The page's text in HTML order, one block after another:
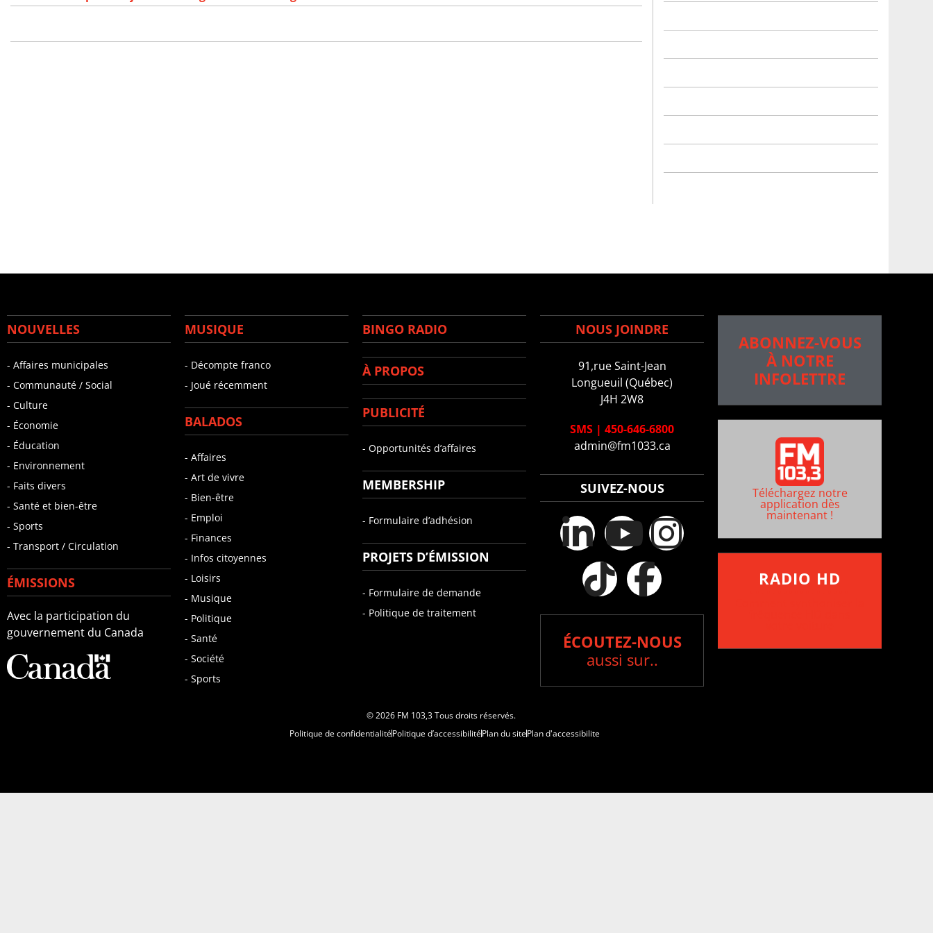
NOUVELLES
- Affaires municipales
- Communauté / Social
- Culture
- Économie
- Éducation
- Environnement
- Faits divers
- Santé et bien-être
- Sports
- Transport / Circulation
ÉMISSIONS
Avec la participation du
gouvernement du Canada
MUSIQUE
- Décompte franco
- Joué récemment
BALADOS
- Affaires
- Art de vivre
- Bien-être
- Emploi
- Finances
- Infos citoyennes
- Loisirs
- Musique
- Politique
- Santé
- Société
- Sports
BINGO RADIO
À PROPOS
PUBLICITÉ
- Opportunités d’affaires
MEMBERSHIP
- Formulaire d’adhésion
PROJETS D’ÉMISSION
- Formulaire de demande
- Politique de traitement
NOUS JOINDRE
91,rue Saint-Jean
Longueuil (Québec)
J4H 2W8
SMS | 450-646-6800
admin@fm1033.ca
SUIVEZ-NOUS
ÉCOUTEZ-NOUS
aussi sur..
ABONNEZ-VOUS
À NOTRE
INFOLETTRE
Téléchargez notre
application dès
maintenant !
RADIO HD
© 2026 FM 103,3 Tous droits réservés.
Politique de confidentialitéPolitique d’accessibilitéPlan du sitePlan d'accessibilite